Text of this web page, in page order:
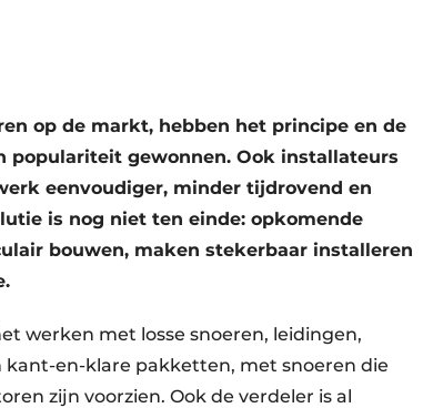
op de markt, hebben het principe en de
gewonnen. Ook installateurs
eenvoudiger, minder tijdrovend en
is nog niet ten einde: opkomende
bouwen, maken stekerbaar installeren
werken met losse snoeren, leidingen,
kant-en-klare pakketten, met snoeren die
zijn voorzien. Ook de verdeler is al